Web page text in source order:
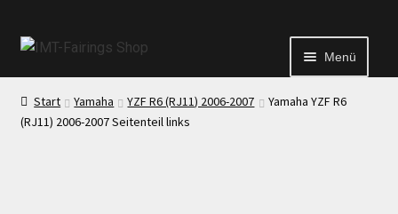
Menü
Start
Start Yamaha YZF R6 (RJ11) 2006-2007
Yamaha YZF R6
(RJ11) 2006-2007 Seitenteil links